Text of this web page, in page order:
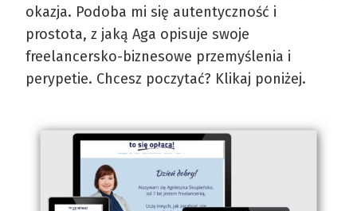
okazja. Podoba mi się autentyczność i
prostota, z jaką Aga opisuje swoje
freelancersko-biznesowe przemyślenia i
perypetie. Chcesz poczytać? Klikaj poniżej.